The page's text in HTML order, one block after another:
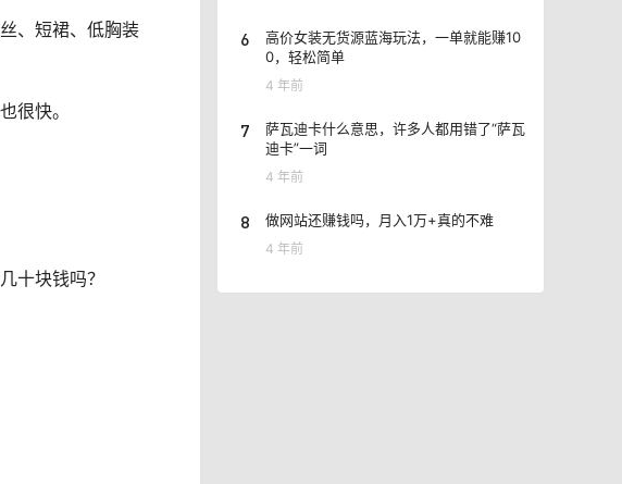
、短裙、低胸装
很快。
十块钱吗？
6
高价女装无货源蓝海玩法，一单就能赚10
0，轻松简单
4 年前
7
萨瓦迪卡什么意思，许多人都用错了“萨瓦
迪卡”一词
4 年前
8 做网站还赚钱吗，月入1万+真的不难
4 年前